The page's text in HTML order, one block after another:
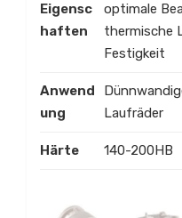
Eigensc
haften
optimale
thermische
Festigkeit
Anwend
ung
Laufräder
Härte 140-200HB